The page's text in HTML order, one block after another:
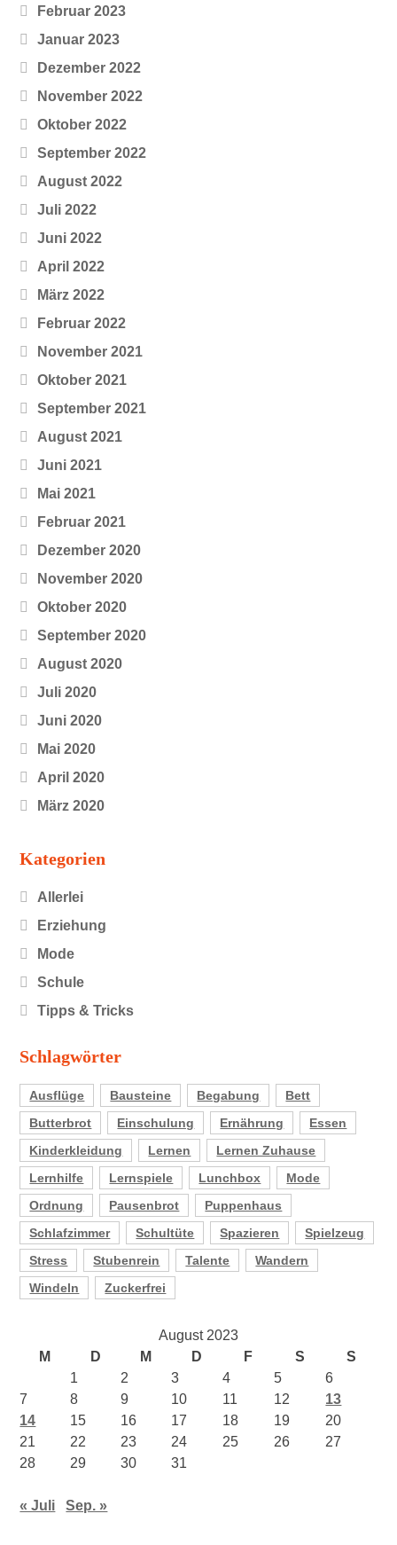
Februar 2023
Januar 2023
Dezember 2022
November 2022
Oktober 2022
September 2022
August 2022
Juli 2022
Juni 2022
April 2022
März 2022
Februar 2022
November 2021
Oktober 2021
September 2021
August 2021
Juni 2021
Mai 2021
Februar 2021
Dezember 2020
November 2020
Oktober 2020
September 2020
August 2020
Juli 2020
Juni 2020
Mai 2020
April 2020
März 2020
Kategorien
Allerlei
Erziehung
Mode
Schule
Tipps & Tricks
Schlagwörter
Ausflüge Bausteine Begabung
Bett
Butterbrot
Einschulung Ernährung
Essen
Kinderkleidung
Lernen
Lernen Zuhause
Lernhilfe
Lernspiele Lunchbox
Mode
Ordnung
Pausenbrot
Puppenhaus
Schlafzimmer
Schultüte Spazieren
Spielzeug
Stress
Stubenrein Talente
Wandern
Windeln
Zuckerfrei
August 2023
M
D M D F S
S
1
2 3 4 5
6
7
8 9 10 11 12
13
14
15 16 17 18 19
20
21
22 23 24 25 26
27
28
29 30 31
« Juli Sep. »